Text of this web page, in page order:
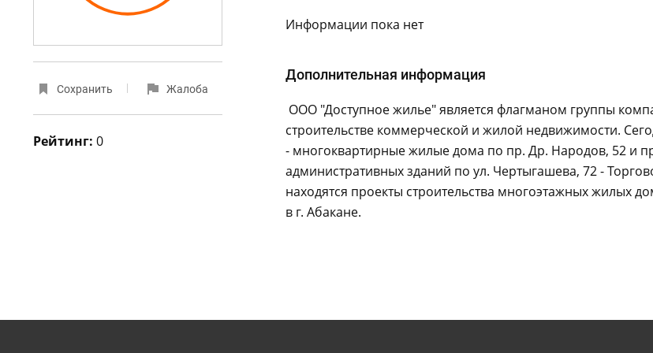
Сохранить Жалоба
Рейтинг: 0
Информации пока нет
Дополнительная информация
ООО "Доступное жилье" является флагманом группы
строительстве коммерческой и жилой недвижимости.
- многоквартирные жилые дома по пр. Др. Народов, 52 и
административных зданий по ул. Чертыгашева, 72 -
находятся проекты строительства многоэтажных жилых
в г. Абакане.